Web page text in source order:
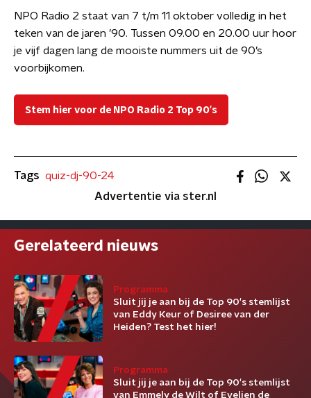
NPO Radio 2 staat van 7 t/m 11 oktober volledig in het
teken van de jaren ’90. Tussen 09.00 en 20.00 uur hoor
je vijf dagen lang de mooiste nummers uit de 90’s
voorbijkomen.
Stem hier voor de NPO Radio 2 Top 90's
Tags quiz-dj-90-24
Advertentie via ster.nl
Gerelateerd nieuws
Programma
Sluit jij je aan bij de Top 90's stemlijst
van Eddy Keur of Desiree van der
Heiden? Test het hier!
Programma
Sluit jij je aan bij de Top 90's stemlijst
van Emmely de Wilt of Evelien de